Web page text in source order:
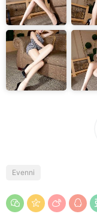
Evenni